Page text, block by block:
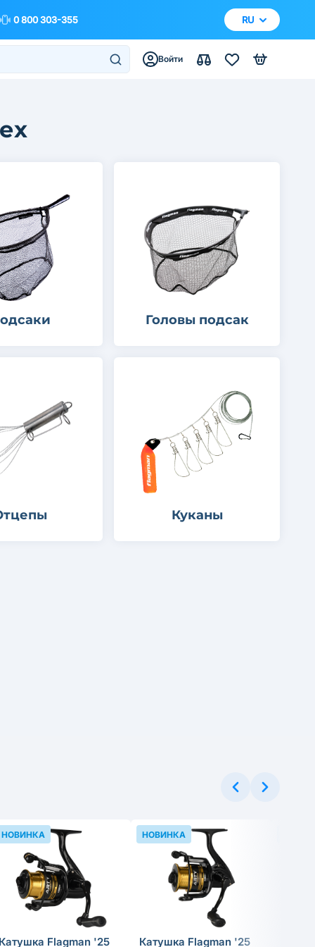
0 800 303-355 RU
Войти
Головы подсак
Куканы
Катушка Flagman '25
НОВИНКА
Катушка Flagman '25
НОВИНКА